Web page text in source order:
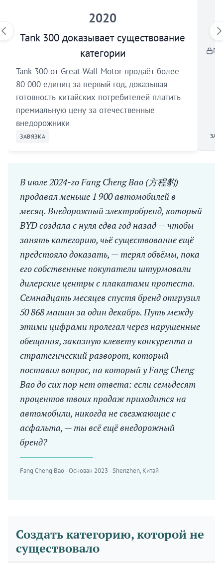
2020
Tank 300 доказывает существование
категории
Tank 300 от Great Wall Motor продаёт более
80 000 единиц за первый год, доказывая
готовность китайских потребителей платить
премиальную цену за отечественные
внедорожники
ЗАВЯЗКА
В июле 2024-го Fang Cheng Bao (方程豹)
продавал меньше 1 900 автомобилей в
месяц. Внедорожный электробренд, который
BYD создала с нуля едва год назад — чтобы
занять категорию, чьё существование ещё
предстояло доказать, — терял объёмы, пока
его собственные покупатели штурмовали
дилерские центры с плакатами протеста.
Семнадцать месяцев спустя бренд отгрузил
50 868 машин за один декабрь. Путь между
этими цифрами пролегал через нарушенные
обещания, заказную клевету конкурента и
стратегический разворот, который
поставил вопрос, на который у Fang Cheng
Bao до сих пор нет ответа: если семьдесят
процентов твоих продаж приходится на
автомобили, никогда не съезжающие с
асфальта, — ты всё ещё внедорожный
бренд?
Fang Cheng Bao · Основан 2023 · Shenzhen, Китай
Создать категорию, которой не
существовало